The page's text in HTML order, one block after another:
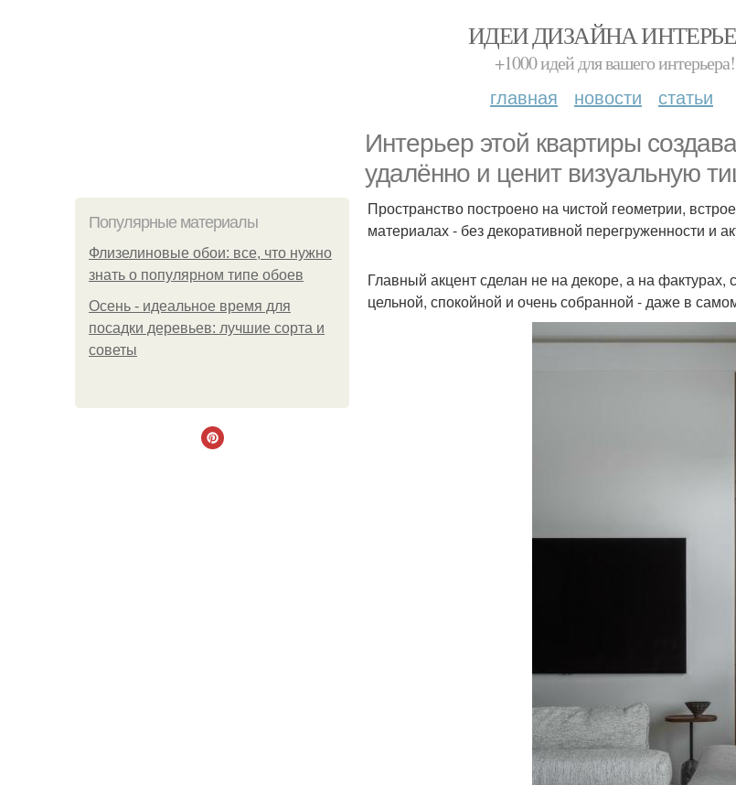
ИДЕИ ДИЗАЙНА
+1000 идей для вашего интерьера!
главная новости статьи
Интерьер этой квартиры
удалённо и ценит визуальную
Популярные материалы
Флизелиновые обои: все, что нужно
знать о популярном типе обоев
Осень - идеальное время для
посадки деревьев: лучшие сорта и
советы
Пространство построено на чистой геометрии,
материалах - без декоративной перегруженности и
Главный акцент сделан не на декоре, а на фактурах,
цельной, спокойной и очень собранной - даже в